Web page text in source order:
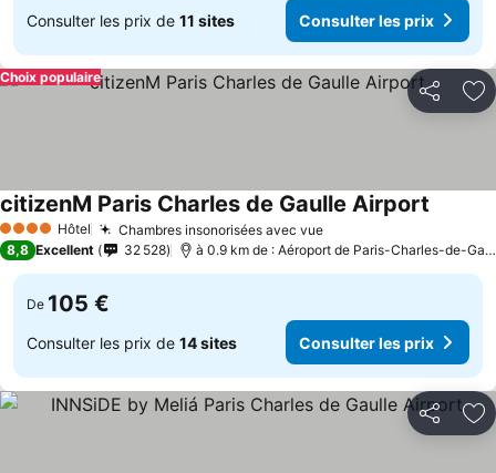
Consulter les prix de 11 sites Consulter les prix
Partager
Choix populaire
4 Étoiles Hôtel Chambres insonorisées avec vue
citizenM Paris Charles de Gaulle Airport
8,8 Excellent 32 528 à 0.9 km de : Aéroport de Paris-Charles-de-Gaulle
De 105 €
Consulter les prix de 14 sites Consulter les prix
Partager